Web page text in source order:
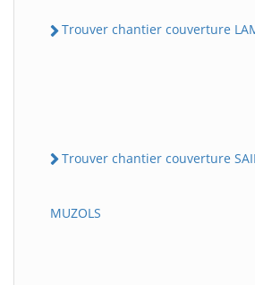
Trouver chantier couverture
Trouver chantier couverture
MUZOLS